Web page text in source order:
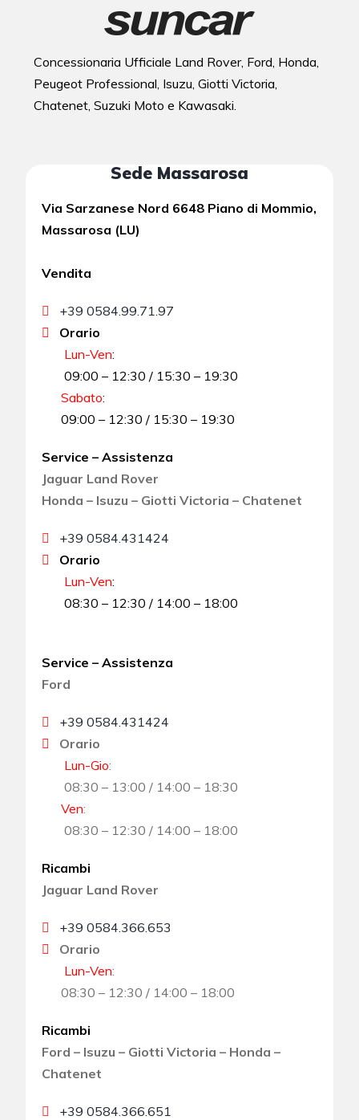
Concessionaria Ufficiale Land Rover, Ford, Honda,
Peugeot Professional, Isuzu, Giotti Victoria,
Chatenet, Suzuki Moto e Kawasaki.
Sede Massarosa
Via Sarzanese Nord 6648 Piano di Mommio,
Massarosa (LU)
Vendita
+39 0584.99.71.97
Orario
Lun-Ven:
09:00 – 12:30 / 15:30 – 19:30
Sabato:
09:00 – 12:30 / 15:30 – 19:30
Service – Assistenza
Jaguar Land Rover
Honda – Isuzu – Giotti Victoria – Chatenet
+39 0584.431424
Orario
Lun-Ven:
08:30 – 12:30 / 14:00 – 18:00
Service – Assistenza
Ford
+39 0584.431424
Orario
Lun-Gio:
08:30 – 13:00 / 14:00 – 18:30
Ven:
08:30 – 12:30 / 14:00 – 18:00
Ricambi
Jaguar Land Rover
+39 0584.366.653
Orario
Lun-Ven:
08:30 – 12:30 / 14:00 – 18:00
Ricambi
Ford – Isuzu – Giotti Victoria – Honda –
Chatenet
+39 0584.366.651